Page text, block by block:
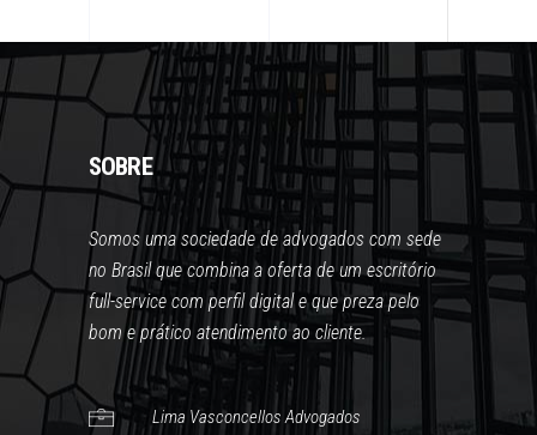
SOBRE
Somos uma sociedade de advogados com sede
no Brasil que combina a oferta de um escritório
full-service com perfil digital e que preza pelo
bom e prático atendimento ao cliente.
Lima Vasconcellos Advogados